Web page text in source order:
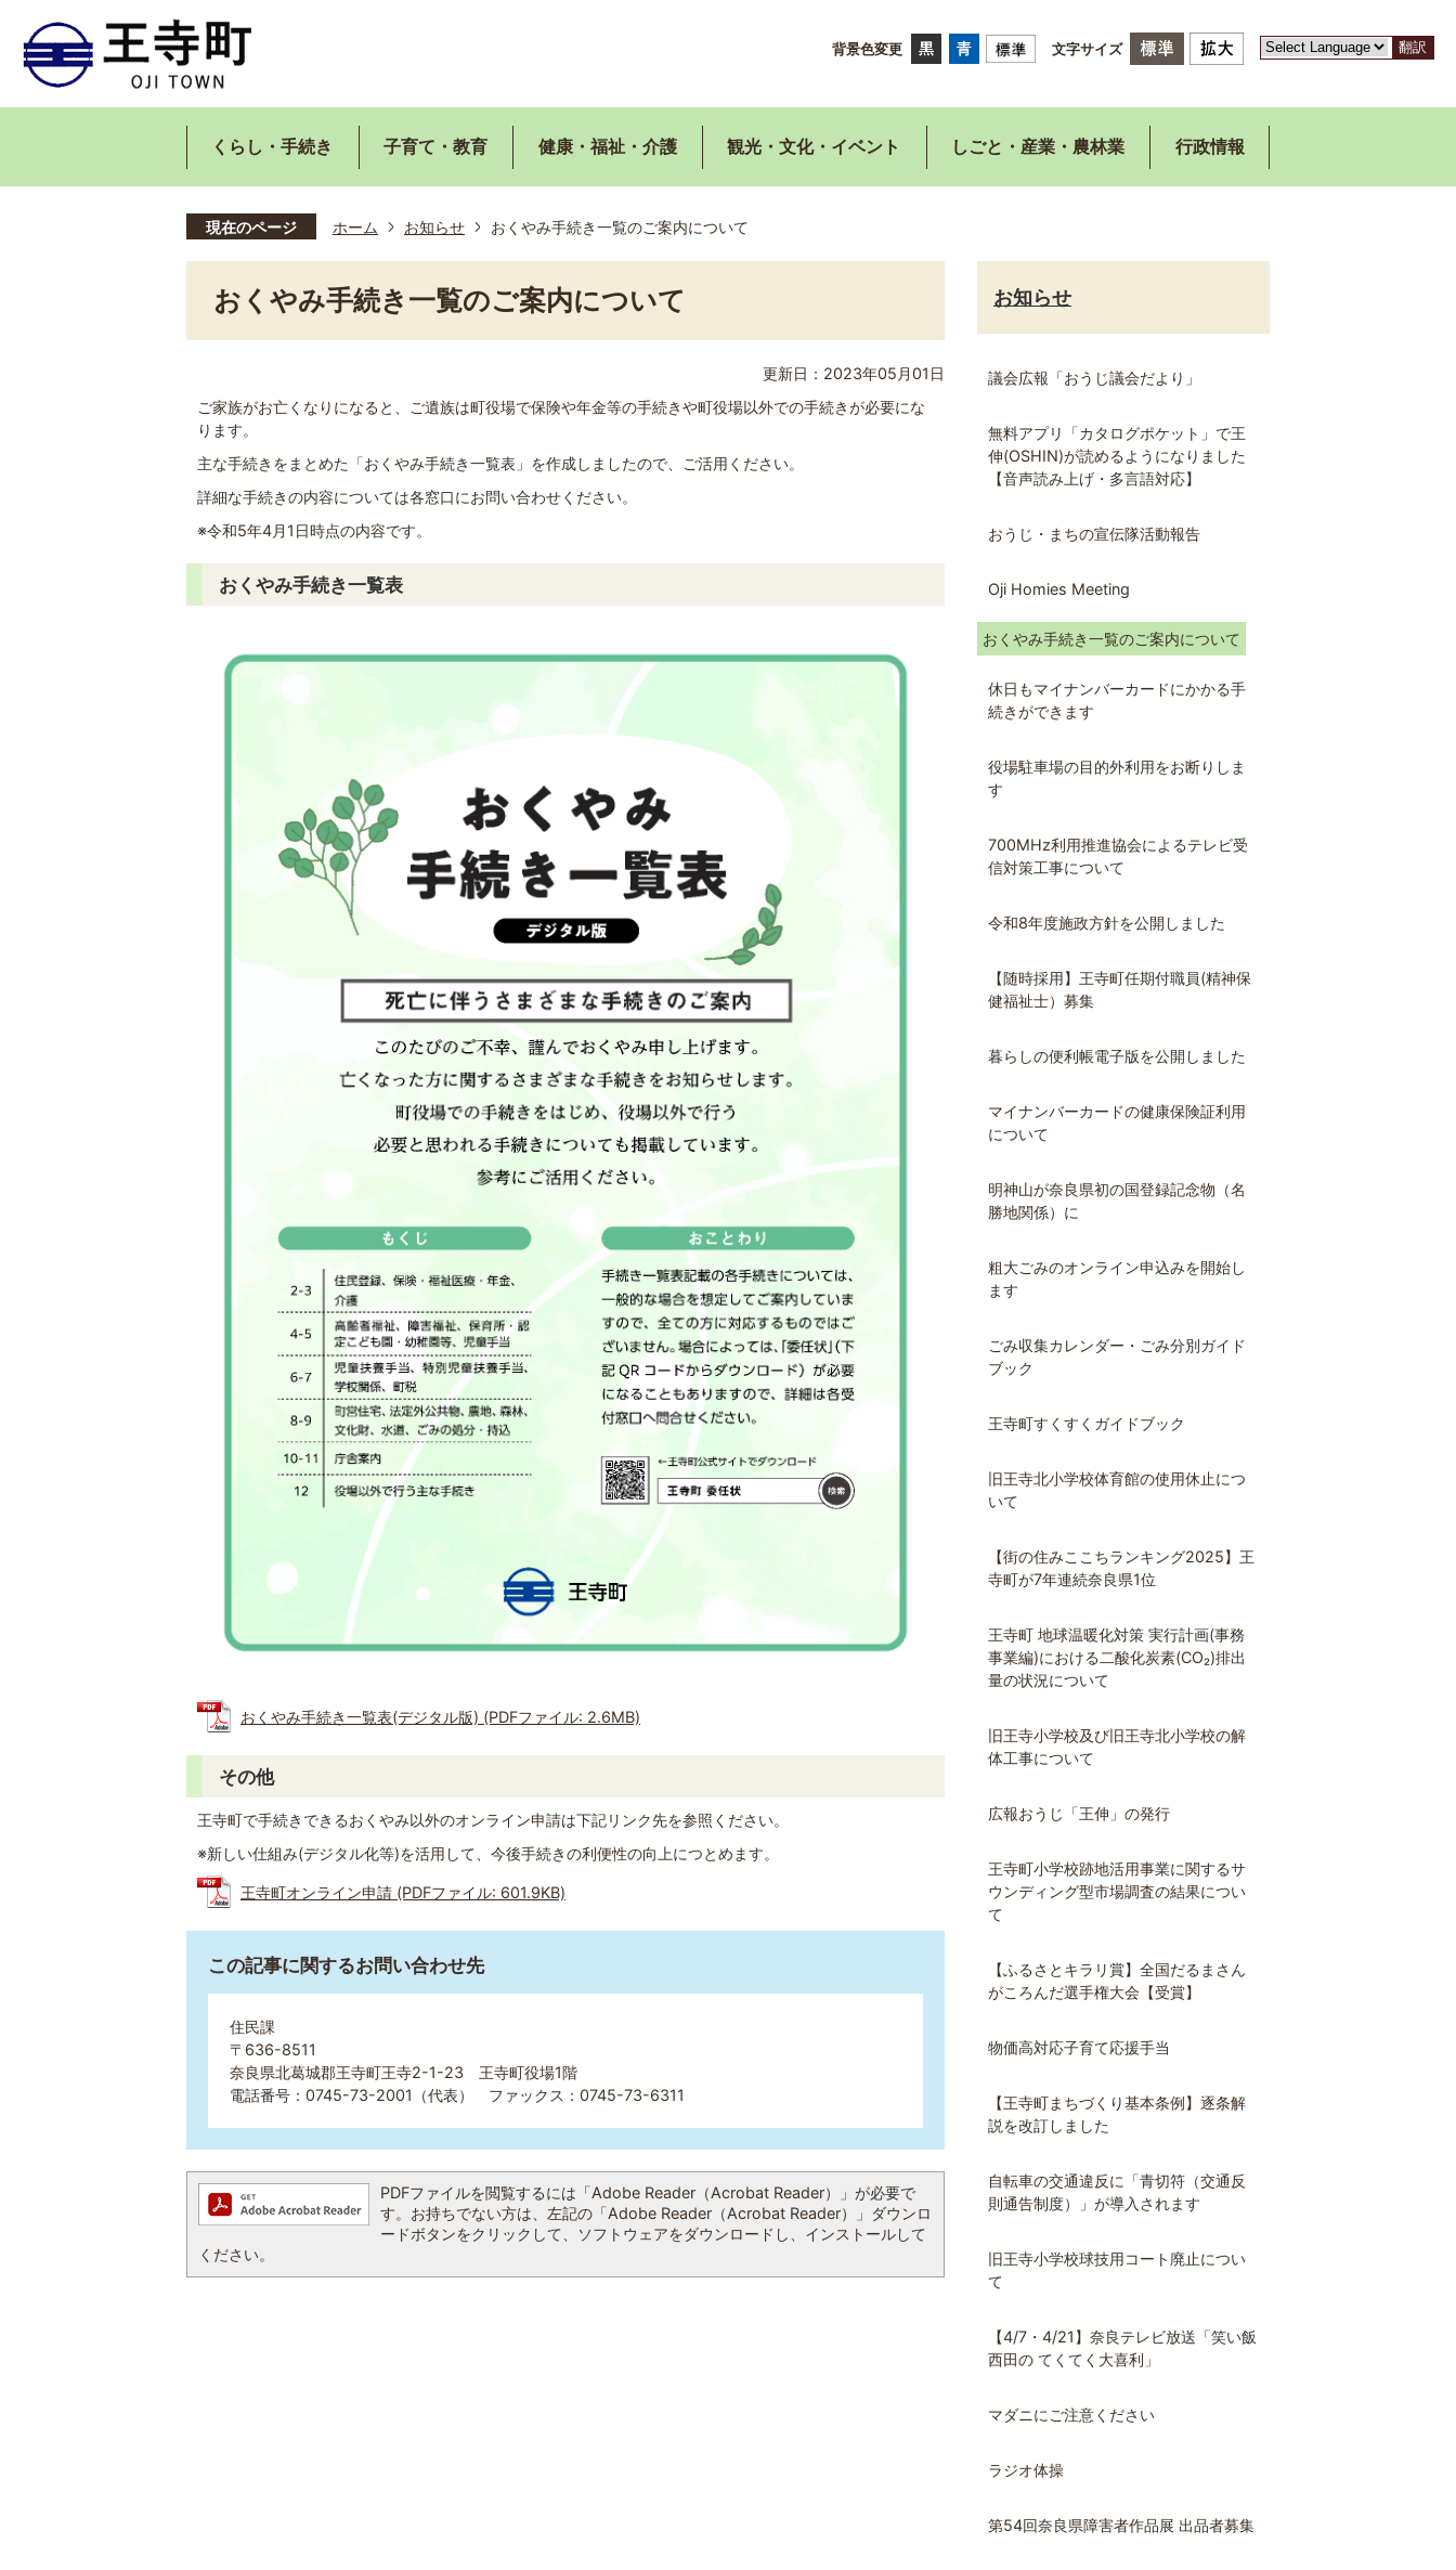
背景色変更 文字サイズ 翻訳
くらし・手続き 子育て・教育 健康・福祉・介護 観光・文化・イベント しごと・産業・農林業 行政情報
現在のページ ホーム お知らせ おくやみ手続き一覧のご案内について
おくやみ手続き一覧のご案内について
更新日：2023年05月01日
ご家族がお亡くなりになると、ご遺族は町役場で保険や年金等の手続きや町役場以外での手続きが必要にな
ります。
主な手続きをまとめた「おくやみ手続き一覧表」を作成しましたので、ご活用ください。
詳細な手続きの内容については各窓口にお問い合わせください。
※令和5年4月1日時点の内容です。
おくやみ手続き一覧表
おくやみ手続き一覧表(デジタル版) (PDFファイル: 2.6MB)
その他
王寺町で手続きできるおくやみ以外のオンライン申請は下記リンク先を参照ください。
※新しい仕組み(デジタル化等)を活用して、今後手続きの利便性の向上につとめます。
王寺町オンライン申請 (PDFファイル: 601.9KB)
この記事に関するお問い合わせ先
住民課
〒636-8511
奈良県北葛城郡王寺町王寺2-1-23 王寺町役場1階
電話番号：0745-73-2001（代表） ファックス：0745-73-6311
PDFファイルを閲覧するには「Adobe Reader（Acrobat Reader）」が必要で
す。お持ちでない方は、左記の「Adobe Reader（Acrobat Reader）」ダウンロ
ードボタンをクリックして、ソフトウェアをダウンロードし、インストールして
ください。
お知らせ
議会広報「おうじ議会だより」
無料アプリ「カタログポケット」で王
伸(OSHIN)が読めるようになりました
【音声読み上げ・多言語対応】
おうじ・まちの宣伝隊活動報告
Oji Homies Meeting
おくやみ手続き一覧のご案内について
休日もマイナンバーカードにかかる手
続きができます
役場駐車場の目的外利用をお断りしま
す
700MHz利用推進協会によるテレビ受
信対策工事について
令和8年度施政方針を公開しました
【随時採用】王寺町任期付職員(精神保
健福祉士）募集
暮らしの便利帳電子版を公開しました
マイナンバーカードの健康保険証利用
について
明神山が奈良県初の国登録記念物（名
勝地関係）に
粗大ごみのオンライン申込みを開始し
ます
ごみ収集カレンダー・ごみ分別ガイド
ブック
王寺町すくすくガイドブック
旧王寺北小学校体育館の使用休止につ
いて
【街の住みここちランキング2025】王
寺町が7年連続奈良県1位
王寺町 地球温暖化対策 実行計画(事務
事業編)における二酸化炭素(CO₂)排出
量の状況について
旧王寺小学校及び旧王寺北小学校の解
体工事について
広報おうじ「王伸」の発行
王寺町小学校跡地活用事業に関するサ
ウンディング型市場調査の結果につい
て
【ふるさとキラリ賞】全国だるまさん
がころんだ選手権大会【受賞】
物価高対応子育て応援手当
【王寺町まちづくり基本条例】逐条解
説を改訂しました
自転車の交通違反に「青切符（交通反
則通告制度）」が導入されます
旧王寺小学校球技用コート廃止につい
て
【4/7・4/21】奈良テレビ放送「笑い飯
西田の てくてく大喜利」
マダニにご注意ください
ラジオ体操
第54回奈良県障害者作品展 出品者募集